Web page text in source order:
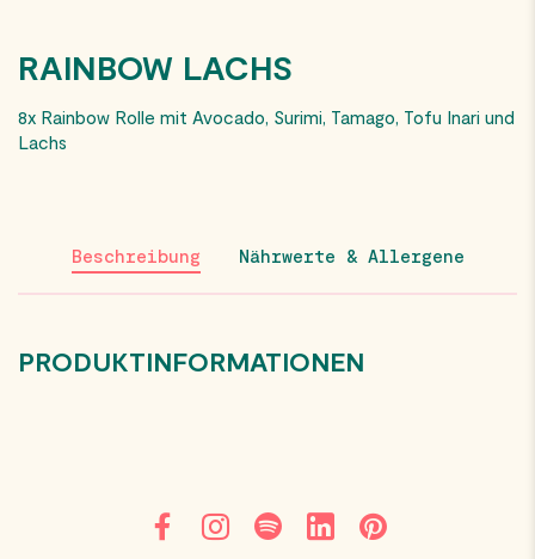
RAINBOW LACHS
8x Rainbow Rolle mit Avocado, Surimi, Tamago, Tofu Inari und
Lachs
Beschreibung Nährwerte & Allergene
PRODUKTINFORMATIONEN